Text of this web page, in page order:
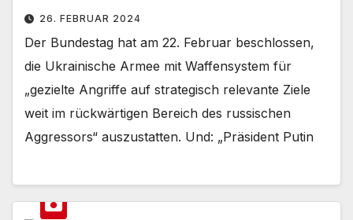
26. FEBRUAR 2024
Der Bundestag hat am 22. Februar beschlossen,
die Ukrainische Armee mit Waffensystem für
„gezielte Angriffe auf strategisch relevante Ziele
weit im rückwärtigen Bereich des russischen
Aggressors“ auszustatten. Und: „Präsident Putin